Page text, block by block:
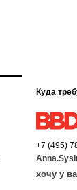
Куда
+7 (495)
хочу у